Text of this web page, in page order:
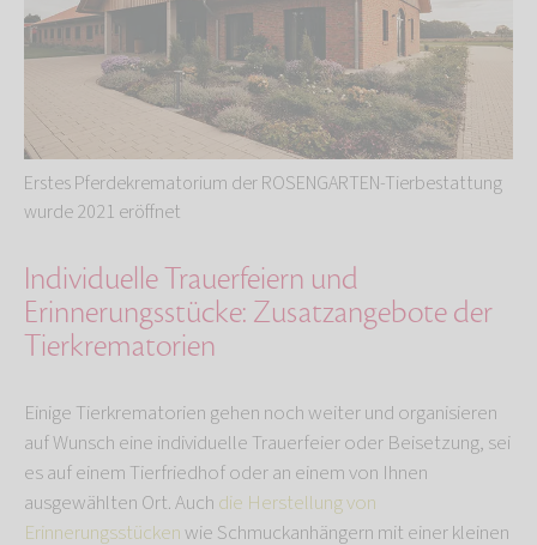
Erstes Pferdekrematorium der ROSENGARTEN-Tierbestattung
wurde 2021 eröffnet
Individuelle Trauerfeiern und
Erinnerungsstücke: Zusatzangebote der
Tierkrematorien
Einige Tierkrematorien gehen noch weiter und organisieren
auf Wunsch eine individuelle Trauerfeier oder Beisetzung, sei
es auf einem Tierfriedhof oder an einem von Ihnen
ausgewählten Ort. Auch die Herstellung von
Erinnerungsstückenwie Schmuckanhängern mit einer kleinen